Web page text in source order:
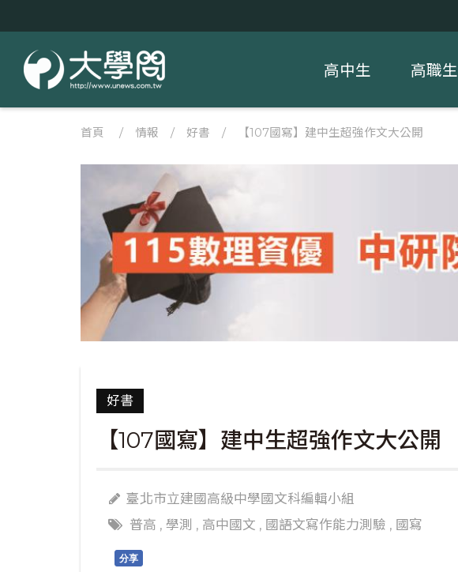
高中生 高職生
首頁 / 情報 / 好書 / 【107國寫】建中生超強作文大公開
好書
【107國寫】建中生超強作文大公開
臺北市立建國高級中學國文科編輯小組
普高 , 學測 , 高中國文 , 國語文寫作能力測驗 , 國寫
分享